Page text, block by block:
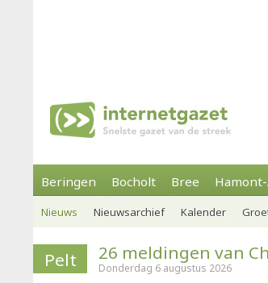
Beringen Bocholt Bree
Nieuws Nieuwsarchief Kalender
Pelt 26 meldingen van
Donderdag 6 augustus 2026